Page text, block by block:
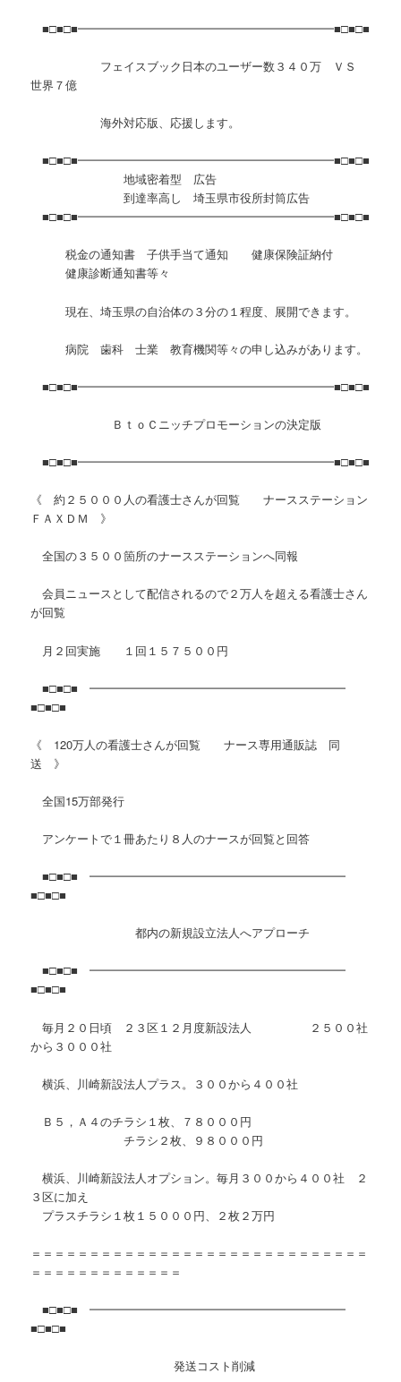
■□■□■━━━━━━━━━━━━━━━━━━━━━━■□■□■
フェイスブック日本のユーザー数３４０万 ＶＳ
世界７億
海外対応版、応援します。
■□■□■━━━━━━━━━━━━━━━━━━━━━━■□■□■
地域密着型 広告
到達率高し 埼玉県市役所封筒広告
■□■□■━━━━━━━━━━━━━━━━━━━━━━■□■□■
税金の通知書 子供手当て通知 健康保険証納付
健康診断通知書等々
現在、埼玉県の自治体の３分の１程度、展開できます。
病院 歯科 士業 教育機関等々の申し込みがあります。
■□■□■━━━━━━━━━━━━━━━━━━━━━━■□■□■
ＢｔｏＣニッチプロモーションの決定版
■□■□■━━━━━━━━━━━━━━━━━━━━━━■□■□■
《 約２５０００人の看護士さんが回覧 ナースステーション
ＦＡＸＤＭ 》
全国の３５００箇所のナースステーションへ同報
会員ニュースとして配信されるので２万人を超える看護士さん
が回覧
月２回実施 １回１５７５００円
■□■□■ ━━━━━━━━━━━━━━━━━━━━━━
■□■□■
《 120万人の看護士さんが回覧 ナース専用通販誌 同
送 》
全国15万部発行
アンケートで１冊あたり８人のナースが回覧と回答
■□■□■ ━━━━━━━━━━━━━━━━━━━━━━
■□■□■
都内の新規設立法人へアプローチ
■□■□■ ━━━━━━━━━━━━━━━━━━━━━━
■□■□■
毎月２０日頃 ２３区１２月度新設法人 ２５００社
から３０００社
横浜、川崎新設法人プラス。３００から４００社
Ｂ５，Ａ４のチラシ１枚、７８０００円
チラシ２枚、９８０００円
横浜、川崎新設法人オプション。毎月３００から４００社 ２
３区に加え
プラスチラシ１枚１５０００円、２枚２万円
＝＝＝＝＝＝＝＝＝＝＝＝＝＝＝＝＝＝＝＝＝＝＝＝＝＝＝＝＝
＝＝＝＝＝＝＝＝＝＝＝＝＝
■□■□■ ━━━━━━━━━━━━━━━━━━━━━━
■□■□■
発送コスト削減